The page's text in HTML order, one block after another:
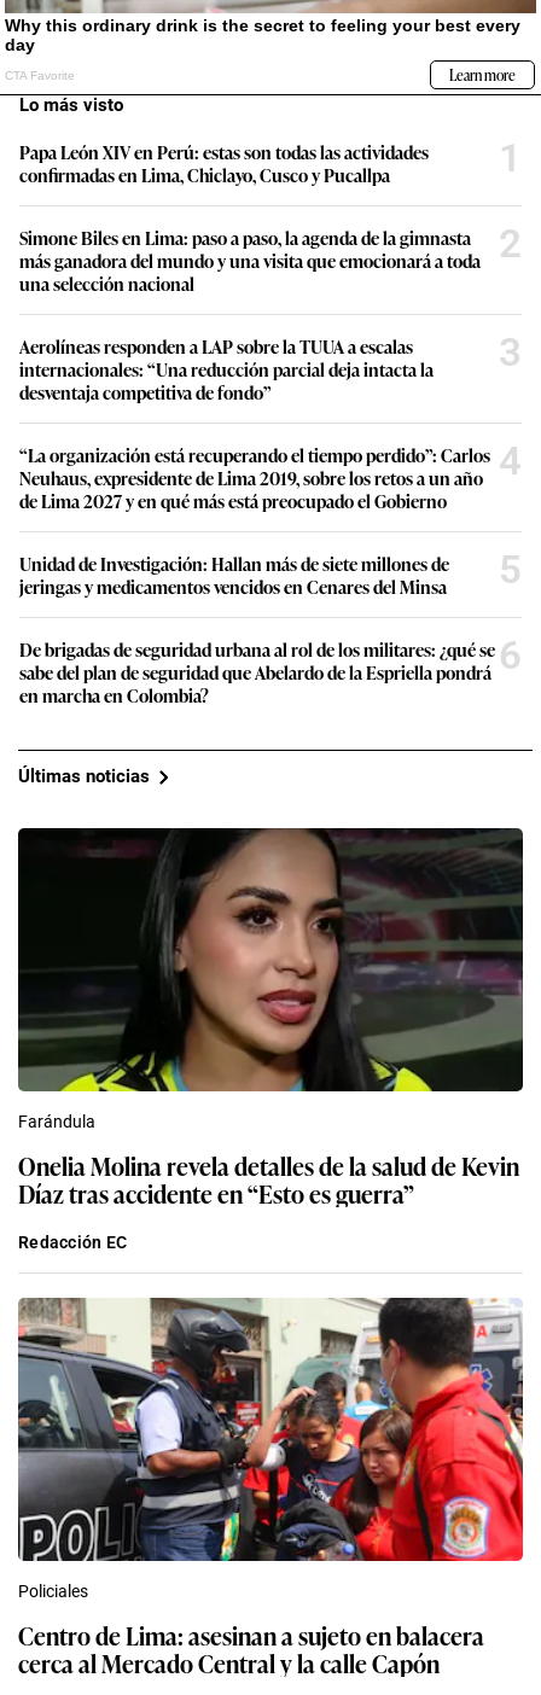
Lo más visto
Papa León XIV en Perú: estas son todas las actividades
confirmadas en Lima, Chiclayo, Cusco y Pucallpa
1
Simone Biles en Lima: paso a paso, la agenda de la gimnasta
más ganadora del mundo y una visita que emocionará a toda
una selección nacional
2
Aerolíneas responden a LAP sobre la TUUA a escalas
internacionales: “Una reducción parcial deja intacta la
desventaja competitiva de fondo”
3
“La organización está recuperando el tiempo perdido”: Carlos
Neuhaus, expresidente de Lima 2019, sobre los retos a un año
de Lima 2027 y en qué más está preocupado el Gobierno
4
Unidad de Investigación: Hallan más de siete millones de
jeringas y medicamentos vencidos en Cenares del Minsa
5
De brigadas de seguridad urbana al rol de los militares: ¿qué se
sabe del plan de seguridad que Abelardo de la Espriella pondrá
en marcha en Colombia?
6
Últimas noticias
Farándula
Onelia Molina revela detalles de la salud de Kevin
Díaz tras accidente en “Esto es guerra”
Redacción EC
Policiales
Centro de Lima: asesinan a sujeto en balacera
cerca al Mercado Central y la calle Capón